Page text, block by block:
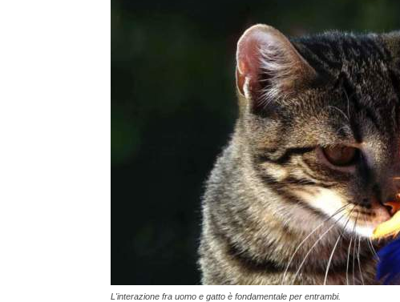
L'interazione fra uomo e gatto è fondamentale per entrambi.